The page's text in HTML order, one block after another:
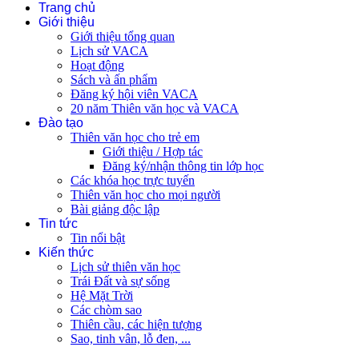
Trang chủ
Giới thiệu
Giới thiệu tổng quan
Lịch sử VACA
Hoạt động
Sách và ấn phẩm
Đăng ký hội viên VACA
20 năm Thiên văn học và VACA
Đào tạo
Thiên văn học cho trẻ em
Giới thiệu / Hợp tác
Đăng ký/nhận thông tin lớp học
Các khóa học trực tuyến
Thiên văn học cho mọi người
Bài giảng độc lập
Tin tức
Tin nổi bật
Kiến thức
Lịch sử thiên văn học
Trái Đất và sự sống
Hệ Mặt Trời
Các chòm sao
Thiên cầu, các hiện tượng
Sao, tinh vân, lỗ đen, ...